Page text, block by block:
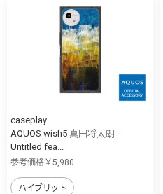
caseplay
AQUOS wish5 真田将太朗 -
Untitled fea...
参考価格￥5,980
ハイブリット